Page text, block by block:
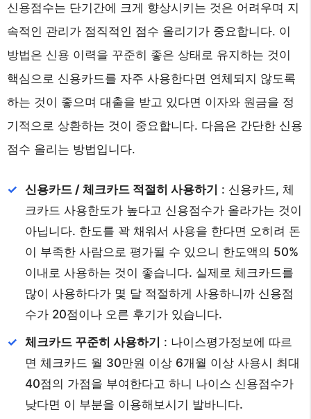
신용점수는 단기간에 크게 향상시키는 것은 어려우며 지
속적인 관리가 점직적인 점수 올리기가 중요합니다. 이
방법은 신용 이력을 꾸준히 좋은 상태로 유지하는 것이
핵심으로 신용카드를 자주 사용한다면 연체되지 않도록
하는 것이 좋으며 대출을 받고 있다면 이자와 원금을 정
기적으로 상환하는 것이 중요합니다. 다음은 간단한 신용
점수 올리는 방법입니다.
신용카드 / 체크카드 적절히 사용하기 : 신용카드, 체
크카드 사용한도가 높다고 신용점수가 올라가는 것이
아닙니다. 한도를 꽉 채워서 사용을 한다면 오히려 돈
이 부족한 사람으로 평가될 수 있으니 한도액의 50%
이내로 사용하는 것이 좋습니다. 실제로 체크카드를
많이 사용하다가 몇 달 적절하게 사용하니까 신용점
수가 20점이나 오른 후기가 있습니다.
체크카드 꾸준히 사용하기 : 나이스평가정보에 따르
면 체크카드 월 30만원 이상 6개월 이상 사용시 최대
40점의 가점을 부여한다고 하니 나이스 신용점수가
낮다면 이 부분을 이용해보시기 발바니다.